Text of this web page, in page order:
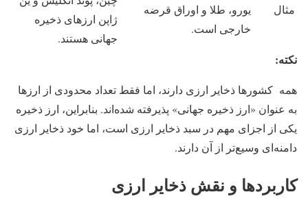
مثال
یورو، طلا و اوراق قرضه
خارجی است.
ژاپن ارزهای ذخیره
جهانی هستند.
نکته:
همه کشورها ذخایر ارزی دارند، اما فقط تعداد محدودی از ارزها
به عنوان «ارز ذخیره جهانی» پذیرفته شده‌اند. بنابراین، ارز ذخیره
یکی از اجزای مهم در سبد ذخایر ارزی است، اما خود ذخایر ارزی
دامنه‌ای وسیع‌تر از آن دارند.
کاربردها و نقش ذخایر ارزی